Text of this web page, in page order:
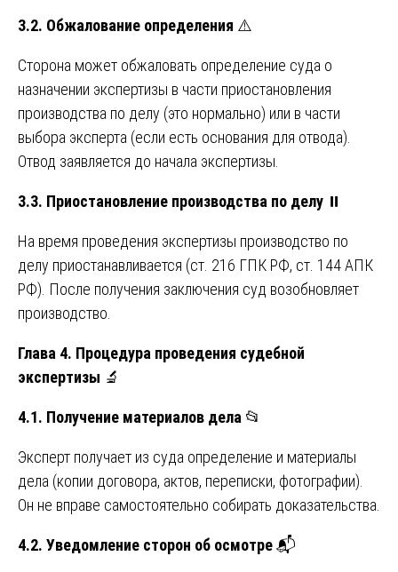
3.2. Обжалование определения ⚠️
Сторона может обжаловать определение суда о
назначении экспертизы в части приостановления
производства по делу (это нормально) или в части
выбора эксперта (если есть основания для отвода).
Отвод заявляется до начала экспертизы.
3.3. Приостановление производства по делу ⏸️
На время проведения экспертизы производство по
делу приостанавливается (ст. 216 ГПК РФ, ст. 144 АПК
РФ). После получения заключения суд возобновляет
производство.
Глава 4. Процедура проведения судебной
экспертизы 🔬
4.1. Получение материалов дела 📂
Эксперт получает из суда определение и материалы
дела (копии договора, актов, переписки, фотографии).
Он не вправе самостоятельно собирать доказательства.
4.2. Уведомление сторон об осмотре📬